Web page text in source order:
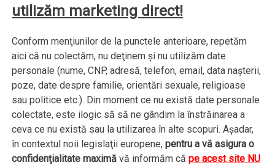
utilizăm marketing direct!
Conform menţiunilor de la punctele anterioare, repetăm
aici că nu colectăm, nu deţinem şi nu utilizăm date
personale (nume, CNP, adresă, telefon, email, data naşterii,
poze, date despre familie, orientări sexuale, religioase
sau politice etc.). Din moment ce nu există date personale
colectate, este ilogic să să ne gândim la înstrăinarea a
ceva ce nu există sau la utilizarea în alte scopuri. Aşadar,
în contextul noii legislaţii europene,pentru a vă asigura o
confidenţialitate maximă vă informăm căpe acest site NU